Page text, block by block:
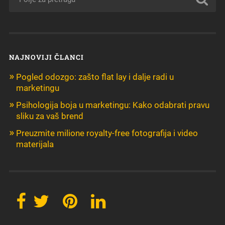
NAJNOVIJI ČLANCI
Pogled odozgo: zašto flat lay i dalje radi u
marketingu
Psihologija boja u marketingu: Kako odabrati pravu
sliku za vaš brend
Preuzmite milione royalty-free fotografija i video
materijala